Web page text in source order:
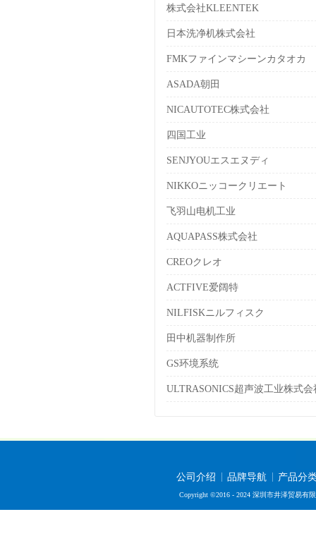
株式会社KLEENTEK
日本洗净机株式会社
FMKファインマシーンカタオカ
ASADA朝田
NICAUTOTEC株式会社
四国工业
SENJYOUエスエヌディ
NIKKOニッコークリエート
飞羽山电机工业
AQUAPASS株式会社
CREOクレオ
ACTFIVE爱阔特
NILFISKニルフィスク
田中机器制作所
GS环境系统
ULTRASONICS超声波工业株式会
公司介绍 品牌导航 产品分
Copyright ©2016 - 2024 深圳市井泽贸易有